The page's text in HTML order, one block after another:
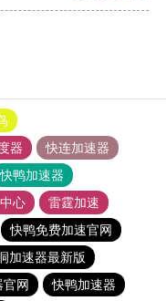
器
快连加速器
快鸭加速器
心
雷霆加速
快鸭免费加速官网
加速器最新版
官网 快鸭加速器